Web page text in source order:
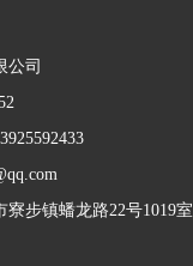
公司
步镇蟠龙路22号1019室